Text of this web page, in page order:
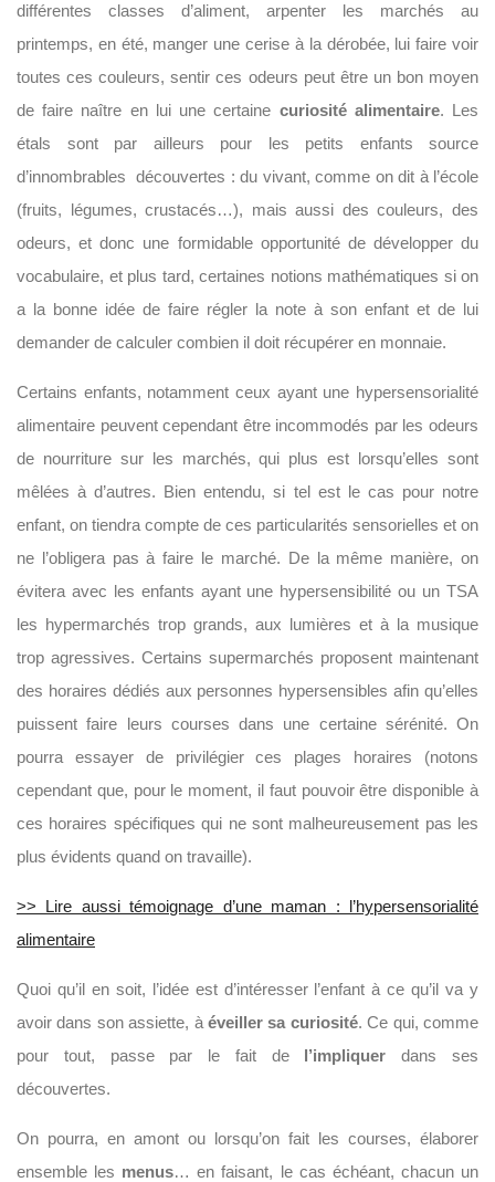
différentes classes d’aliment, arpenter les marchés au
printemps, en été, manger une cerise à la dérobée, lui faire voir
toutes ces couleurs, sentir ces odeurs peut être un bon moyen
de faire naître en lui une certaine curiosité alimentaire. Les
étals sont par ailleurs pour les petits enfants source
d’innombrables découvertes : du vivant, comme on dit à l’école
(fruits, légumes, crustacés…), mais aussi des couleurs, des
odeurs, et donc une formidable opportunité de développer du
vocabulaire, et plus tard, certaines notions mathématiques si on
a la bonne idée de faire régler la note à son enfant et de lui
demander de calculer combien il doit récupérer en monnaie.
Certains enfants, notamment ceux ayant une hypersensorialité
alimentaire peuvent cependant être incommodés par les odeurs
de nourriture sur les marchés, qui plus est lorsqu’elles sont
mêlées à d’autres. Bien entendu, si tel est le cas pour notre
enfant, on tiendra compte de ces particularités sensorielles et on
ne l’obligera pas à faire le marché. De la même manière, on
évitera avec les enfants ayant une hypersensibilité ou un TSA
les hypermarchés trop grands, aux lumières et à la musique
trop agressives. Certains supermarchés proposent maintenant
des horaires dédiés aux personnes hypersensibles afin qu’elles
puissent faire leurs courses dans une certaine sérénité. On
pourra essayer de privilégier ces plages horaires (notons
cependant que, pour le moment, il faut pouvoir être disponible à
ces horaires spécifiques qui ne sont malheureusement pas les
plus évidents quand on travaille).
>> Lire aussi témoignage d’une maman : l’hypersensorialité
alimentaire
Quoi qu’il en soit, l’idée est d’intéresser l’enfant à ce qu’il va y
avoir dans son assiette, à éveiller sa curiosité. Ce qui, comme
pour tout, passe par le fait de l’impliquer dans ses
découvertes.
On pourra, en amont ou lorsqu’on fait les courses, élaborer
ensemble les menus… en faisant, le cas échéant, chacun un